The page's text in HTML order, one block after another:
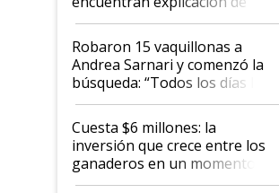
cómo llegaron allí
Robaron 15 vaquillonas a
Andrea Sarnari y comenzó la
búsqueda: “Todos los días le
toca a algún productor”
Cuesta $6 millones: la
inversión que crece entre los
ganaderos en un momento
histórico para la actividad